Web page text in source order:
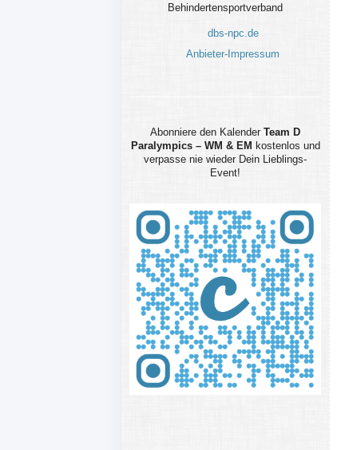
Behindertensportverband
dbs-npc.de
Anbieter-Impressum
Abonniere den Kalender Team D
Paralympics – WM & EM kostenlos und
verpasse nie wieder Dein Lieblings-
Event!